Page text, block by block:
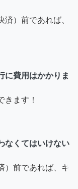
）前であれば、
に費用はかかりま
きます！
なくてはいけない
）前であれば、キ